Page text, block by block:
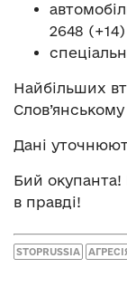
2648 (+14)
Найбільших
Дані
Бий
в правді!
STOPRUSSIA